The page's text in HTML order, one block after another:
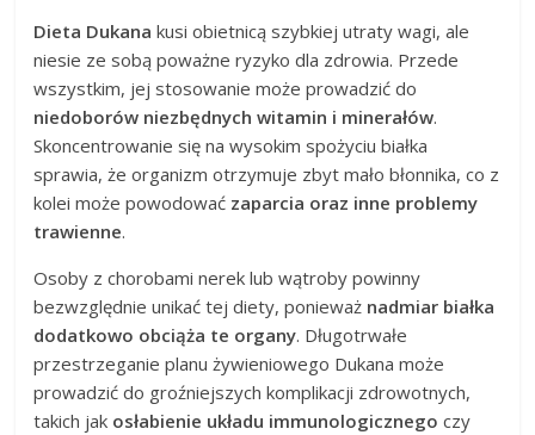
Dieta Dukana kusi obietnicą szybkiej utraty wagi, ale
niesie ze sobą poważne ryzyko dla zdrowia. Przede
wszystkim, jej stosowanie może prowadzić do
niedoborów niezbędnych witamin i minerałów.
Skoncentrowanie się na wysokim spożyciu białka
sprawia, że organizm otrzymuje zbyt mało błonnika, co z
kolei może powodować zaparcia oraz inne problemy
trawienne.
Osoby z chorobami nerek lub wątroby powinny
bezwzględnie unikać tej diety, ponieważ nadmiar białka
dodatkowo obciąża te organy. Długotrwałe
przestrzeganie planu żywieniowego Dukana może
prowadzić do groźniejszych komplikacji zdrowotnych,
takich jak osłabienie układu immunologicznego czy